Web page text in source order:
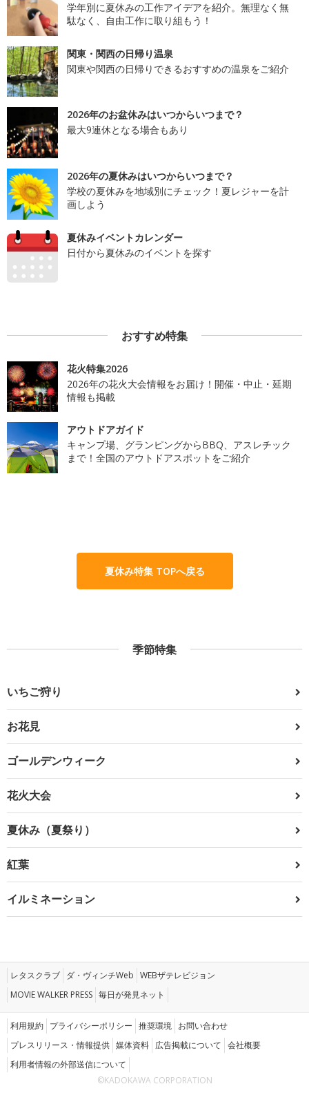
学年別に夏休みの工作アイデアを紹介。無理なく無
駄なく、自由工作に取り組もう！
関東・関西の日帰り温泉
関東や関西の日帰りできるおすすめの温泉をご紹介
2026年のお盆休みはいつからいつまで？
最大9連休となる場合もあり
2026年の夏休みはいつからいつまで？
学校の夏休みを地域別にチェック！夏レジャーを計
画しよう
夏休みイベントカレンダー
日付から夏休みのイベントを探す
おすすめ特集
花火特集2026
2026年の花火大会情報をお届け！開催・中止・延期
情報も掲載
アウトドアガイド
キャンプ場、グランピングからBBQ、アスレチック
まで！全国のアウトドアスポットをご紹介
夏休み特集 TOPへ戻る
季節特集
いちご狩り
お花見
ゴールデンウィーク
花火大会
夏休み（夏祭り）
紅葉
イルミネーション
レタスクラブ ダ・ヴィンチWeb WEBザテレビジョン
MOVIE WALKER PRESS 毎日が発見ネット
利用規約 プライバシーポリシー 推奨環境 お問い合わせ
プレスリリース・情報提供 媒体資料 広告掲載について 会社概要
利用者情報の外部送信について
©KADOKAWA CORPORATION